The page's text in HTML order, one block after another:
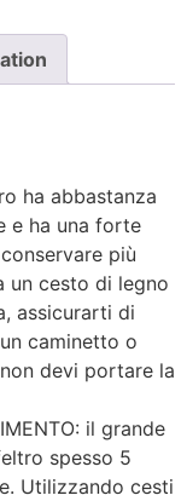
ha abbastanza
e ha una forte
più
un cesto di legno
assicurarti di
caminetto o
devi portare la
il grande
spesso 5
Utilizzando cesti